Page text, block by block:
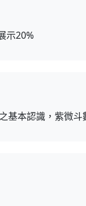
示20%
基本認識，紫微斗